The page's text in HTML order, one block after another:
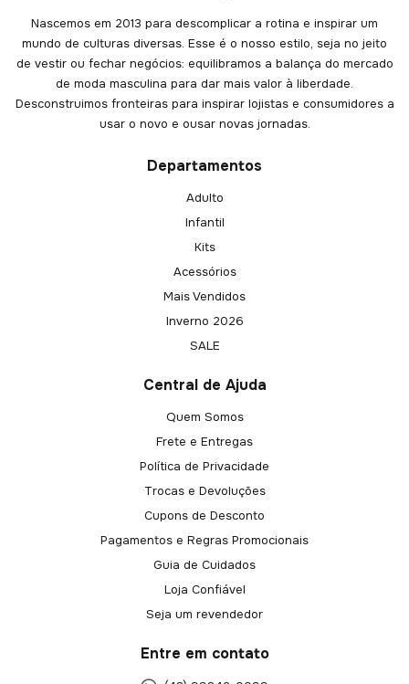
Nascemos em 2013 para descomplicar a rotina e inspirar um
mundo de culturas diversas. Esse é o nosso estilo, seja no jeito
de vestir ou fechar negócios: equilibramos a balança do mercado
de moda masculina para dar mais valor à liberdade.
Desconstruimos fronteiras para inspirar lojistas e consumidores a
usar o novo e ousar novas jornadas.
Departamentos
Adulto
Infantil
Kits
Acessórios
Mais Vendidos
Inverno 2026
SALE
Central de Ajuda
Quem Somos
Frete e Entregas
Política de Privacidade
Trocas e Devoluções
Cupons de Desconto
Pagamentos e Regras Promocionais
Guia de Cuidados
Loja Confiável
Seja um revendedor
Entre em contato